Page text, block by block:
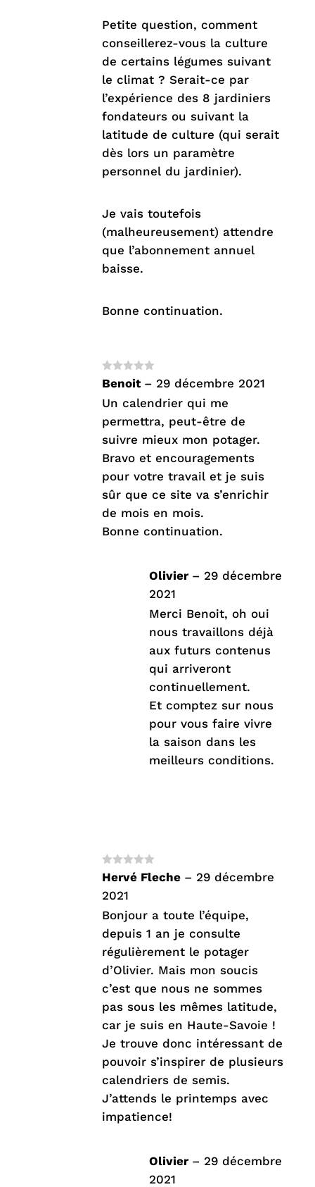
Petite question, comment
conseillerez-vous la culture
de certains légumes suivant
le climat ? Serait-ce par
l’expérience des 8 jardiniers
fondateurs ou suivant la
latitude de culture (qui serait
dès lors un paramètre
personnel du jardinier).
Je vais toutefois
(malheureusement) attendre
que l’abonnement annuel
baisse.
Bonne continuation.
Note 5sur
5
Benoit – 29 décembre 2021
Un calendrier qui me
permettra, peut-être de
suivre mieux mon potager.
Bravo et encouragements
pour votre travail et je suis
sûr que ce site va s’enrichir
de mois en mois.
Bonne continuation.
Olivier – 29 décembre
2021
Merci Benoit, oh oui
nous travaillons déjà
aux futurs contenus
qui arriveront
continuellement.
Et comptez sur nous
pour vous faire vivre
la saison dans les
meilleurs conditions.
Note5sur
5Hervé Fleche – 29 décembre
2021
Bonjour a toute l’équipe,
depuis 1 an je consulte
régulièrement le potager
d’Olivier. Mais mon soucis
c’est que nous ne sommes
pas sous les mêmes latitude,
car je suis en Haute-Savoie !
Je trouve donc intéressant de
pouvoir s’inspirer de plusieurs
calendriers de semis.
J’attends le printemps avec
impatience!
Olivier – 29 décembre
2021